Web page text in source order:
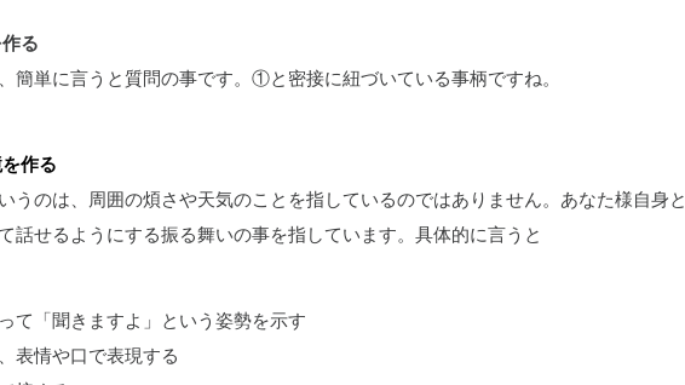
る
簡単に言うと質問の事です。①と密接に紐づいている事柄ですね。
作る
うのは、周囲の煩さや天気のことを指しているのではありません。あなた様自身と
話せるようにする振る舞いの事を指しています。具体的に言うと
て「聞きますよ」という姿勢を示す
表情や口で表現する